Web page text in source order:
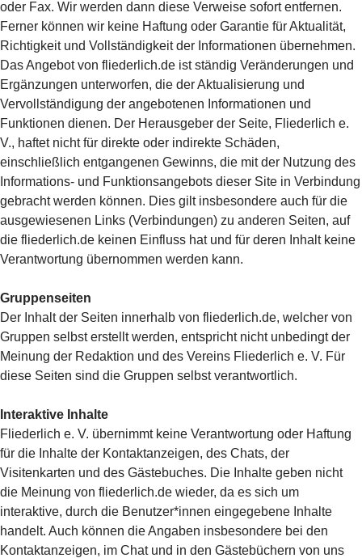
oder Fax. Wir werden dann diese Verweise sofort entfernen.
Ferner können wir keine Haftung oder Garantie für Aktualität,
Richtigkeit und Vollständigkeit der Informationen übernehmen.
Das Angebot von fliederlich.de ist ständig Veränderungen und
Ergänzungen unterworfen, die der Aktualisierung und
Vervollständigung der angebotenen Informationen und
Funktionen dienen. Der Herausgeber der Seite, Fliederlich e.
V., haftet nicht für direkte oder indirekte Schäden,
einschließlich entgangenen Gewinns, die mit der Nutzung des
Informations- und Funktionsangebots dieser Site in Verbindung
gebracht werden können. Dies gilt insbesondere auch für die
ausgewiesenen Links (Verbindungen) zu anderen Seiten, auf
die fliederlich.de keinen Einfluss hat und für deren Inhalt keine
Verantwortung übernommen werden kann.
Gruppenseiten
Der Inhalt der Seiten innerhalb von fliederlich.de, welcher von
Gruppen selbst erstellt werden, entspricht nicht unbedingt der
Meinung der Redaktion und des Vereins Fliederlich e. V. Für
diese Seiten sind die Gruppen selbst verantwortlich.
Interaktive Inhalte
Fliederlich e. V. übernimmt keine Verantwortung oder Haftung
für die Inhalte der Kontaktanzeigen, des Chats, der
Visitenkarten und des Gästebuches. Die Inhalte geben nicht
die Meinung von fliederlich.de wieder, da es sich um
interaktive, durch die Benutzer*innen eingegebene Inhalte
handelt. Auch können die Angaben insbesondere bei den
Kontaktanzeigen, im Chat und in den Gästebüchern von uns